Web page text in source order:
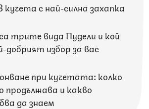
кучета с най-силна захапка
трите вида Пудели и кой
добрият избор за вас
при кучетата: колко
продължава и какво
да знаем